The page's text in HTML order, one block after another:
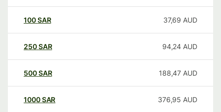
100SAR 37,69 AUD
250SAR 94,24 AUD
500SAR 188,47 AUD
1000SAR 376,95 AUD